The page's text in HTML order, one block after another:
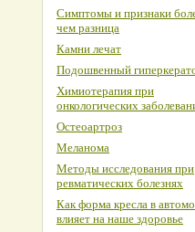
Симптомы и признаки
чем разница
Камни лечат
Подошвенный
Химиотерапия при
онкологических
Остеоартроз
Меланома
Методы исследования при
ревматических болезнях
Как форма кресла в
влияет на наше здоровье